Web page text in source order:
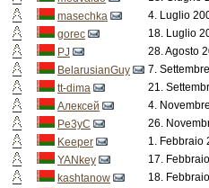
masechka
4. Luglio
gorec
18. Luglio
PJ
28. Agosto
BelarusianGuy
7.
tt-dima
21.
Алексей
4.
Pe3yC
26.
Keeper
1. Febbraio
YANkey
17.
kashtanow
18.